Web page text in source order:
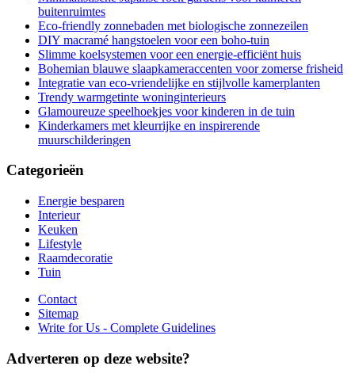
buitenruimtes
Eco-friendly zonnebaden met biologische zonnezeilen
DIY macramé hangstoelen voor een boho-tuin
Slimme koelsystemen voor een energie-efficiënt huis
Bohemian blauwe slaapkameraccenten voor zomerse frisheid
Integratie van eco-vriendelijke en stijlvolle kamerplanten
Trendy warmgetinte woninginterieurs
Glamoureuze speelhoekjes voor kinderen in de tuin
Kinderkamers met kleurrijke en inspirerende
muurschilderingen
Categorieën
Energie besparen
Interieur
Keuken
Lifestyle
Raamdecoratie
Tuin
Contact
Sitemap
Write for Us - Complete Guidelines
Adverteren op deze website?